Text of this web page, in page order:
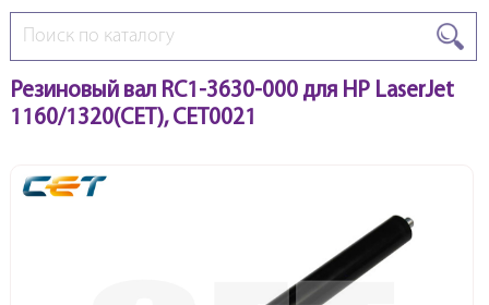
Резиновый вал RC1-3630-000 для HP LaserJet
1160/1320(CET), CET0021